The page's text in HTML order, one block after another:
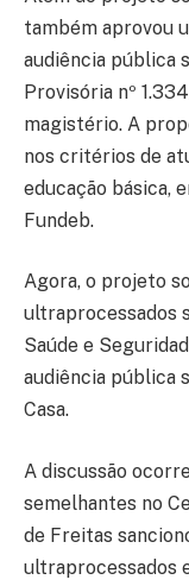
também aprovou
audiência pública
Provisória nº
magistério. A
nos critérios de
educação básica,
Fundeb.
Agora, o projeto
ultraprocessados
Saúde e
audiência pública
Casa.
A discussão
semelhantes no
de Freitas
ultraprocessados